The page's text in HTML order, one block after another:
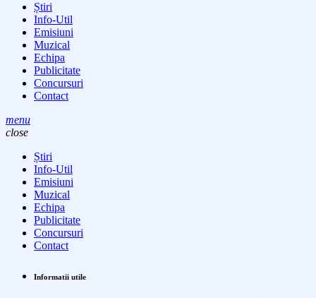
Știri
Info-Util
Emisiuni
Muzical
Echipa
Publicitate
Concursuri
Contact
menu
close
Știri
Info-Util
Emisiuni
Muzical
Echipa
Publicitate
Concursuri
Contact
Informatii utile